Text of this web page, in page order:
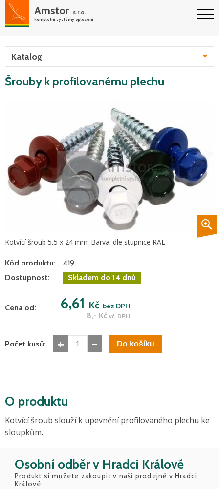
Amstor s.r.o.
kompletní systémy oplocení
Katalog
Šrouby k profilovanému plechu
Kotvící šroub 5,5 x 24 mm. Barva: dle stupnice RAL.
Kód produktu:
419
Dostupnost:
Skladem do 14 dnů
Cena od: 6,61 Kč bez DPH
8,- Kč vč. DPH
Počet kusů: + -
O produktu
Kotvící šroub slouží k upevnění profilovaného plechu ke
sloupkům.
Osobní odběr v Hradci Králové
Produkt si můžete zakoupit v naší prodejně v Hradci
Králové.